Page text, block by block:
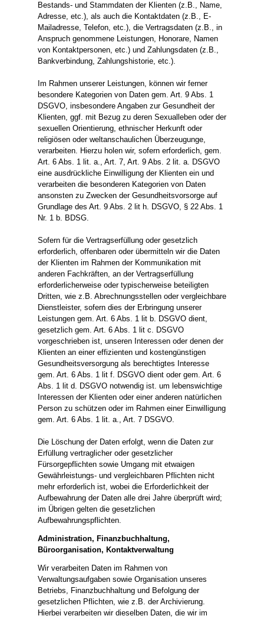
Bestands- und Stammdaten der Klienten (z.B., Name,
Adresse, etc.), als auch die Kontaktdaten (z.B., E-
Mailadresse, Telefon, etc.), die Vertragsdaten (z.B., in
Anspruch genommene Leistungen, Honorare, Namen
von Kontaktpersonen, etc.) und Zahlungsdaten (z.B.,
Bankverbindung, Zahlungshistorie, etc.).
Im Rahmen unserer Leistungen, können wir ferner
besondere Kategorien von Daten gem. Art. 9 Abs. 1
DSGVO, insbesondere Angaben zur Gesundheit der
Klienten, ggf. mit Bezug zu deren Sexualleben oder der
sexuellen Orientierung, ethnischer Herkunft oder
religiösen oder weltanschaulichen Überzeugunge,
verarbeiten. Hierzu holen wir, sofern erforderlich, gem.
Art. 6 Abs. 1 lit. a., Art. 7, Art. 9 Abs. 2 lit. a. DSGVO
eine ausdrückliche Einwilligung der Klienten ein und
verarbeiten die besonderen Kategorien von Daten
ansonsten zu Zwecken der Gesundheitsvorsorge auf
Grundlage des Art. 9 Abs. 2 lit h. DSGVO, § 22 Abs. 1
Nr. 1 b. BDSG.
Sofern für die Vertragserfüllung oder gesetzlich
erforderlich, offenbaren oder übermitteln wir die Daten
der Klienten im Rahmen der Kommunikation mit
anderen Fachkräften, an der Vertragserfüllung
erforderlicherweise oder typischerweise beteiligten
Dritten, wie z.B. Abrechnungsstellen oder vergleichbare
Dienstleister, sofern dies der Erbringung unserer
Leistungen gem. Art. 6 Abs. 1 lit b. DSGVO dient,
gesetzlich gem. Art. 6 Abs. 1 lit c. DSGVO
vorgeschrieben ist, unseren Interessen oder denen der
Klienten an einer effizienten und kostengünstigen
Gesundheitsversorgung als berechtigtes Interesse
gem. Art. 6 Abs. 1 lit f. DSGVO dient oder gem. Art. 6
Abs. 1 lit d. DSGVO notwendig ist. um lebenswichtige
Interessen der Klienten oder einer anderen natürlichen
Person zu schützen oder im Rahmen einer Einwilligung
gem. Art. 6 Abs. 1 lit. a., Art. 7 DSGVO.
Die Löschung der Daten erfolgt, wenn die Daten zur
Erfüllung vertraglicher oder gesetzlicher
Fürsorgepflichten sowie Umgang mit etwaigen
Gewährleistungs- und vergleichbaren Pflichten nicht
mehr erforderlich ist, wobei die Erforderlichkeit der
Aufbewahrung der Daten alle drei Jahre überprüft wird;
im Übrigen gelten die gesetzlichen
Aufbewahrungspflichten.
Administration, Finanzbuchhaltung,
Büroorganisation, Kontaktverwaltung
Wir verarbeiten Daten im Rahmen von
Verwaltungsaufgaben sowie Organisation unseres
Betriebs, Finanzbuchhaltung und Befolgung der
gesetzlichen Pflichten, wie z.B. der Archivierung.
Hierbei verarbeiten wir dieselben Daten, die wir im